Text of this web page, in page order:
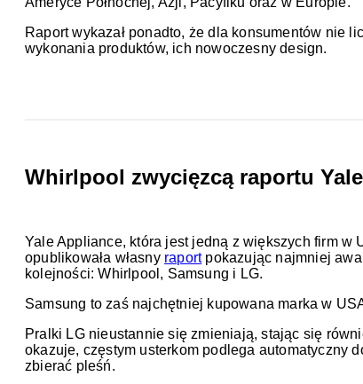
Raport wykazał ponadto, że dla konsumentów nie
wykonania produktów, ich nowoczesny design.
Whirlpool zwycięzcą raportu
Yale Appliance, która jest jedną z większych firm w
opublikowała własny raportpokazując najmniej
kolejności: Whirlpool, Samsung i LG.
Samsung to zaś najchętniej kupowana marka w
Pralki LG nieustannie się zmieniają, stając się
okazuje, częstym usterkom podlega automatyczny
zbierać pleśń.